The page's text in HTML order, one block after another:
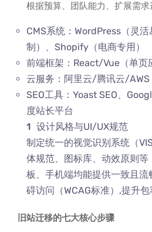
根据预算、团队能力、扩展需求
CMS系统：WordPress（灵
制）、Shopify（电商专用）
前端框架：React/Vue（单页
云服务：阿里云/腾讯云/AWS
SEO工具：Yoast SEO、
度站长平台
设计风格与UI/UX规范
制定统一的视觉识别系统（
体规范、图标库、动效原则
板、手机端均能提供一致且
碍访问（WCAG标准）,提升包
旧站迁移的七大核心步骤